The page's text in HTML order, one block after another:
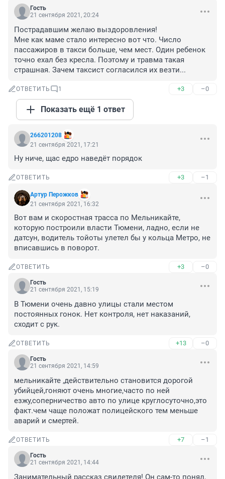
Гость
21 сентября 2021, 20:24
Пострадавшим желаю выздоровления!
Мне как маме стало интересно вот что. Число
пассажиров в такси больше, чем мест. Один ребенок
точно ехал без кресла. Поэтому и травма такая
страшная. Зачем таксист согласился их везти...
ОТВЕТИТЬ 1 +3 –0
Показать ещё 1 ответ
266201208
21 сентября 2021, 17:21
Ну ниче, щас едро наведёт порядок
ОТВЕТИТЬ +3 –1
Артур Перожков
21 сентября 2021, 16:32
Вот вам и скоростная трасса по Мельникайте,
которую построили власти Тюмени, ладно, если не
датсун, водитель тойоты улетел бы у кольца Метро, не
вписавшись в поворот.
ОТВЕТИТЬ +3 –0
Гость
21 сентября 2021, 15:19
В Тюмени очень давно улицы стали местом
постоянных гонок. Нет контроля, нет наказаний,
сходит с рук.
ОТВЕТИТЬ +13 –0
Гость
21 сентября 2021, 14:59
мельникайте ,действительно становится дорогой
убийцей,гоняют очень многие,часто по ней
езжу,соперничество авто по улице круглосуточно,это
факт.чем чаще положат полицейского тем меньше
аварий и смертей.
ОТВЕТИТЬ +7 –1
Гость
21 сентября 2021, 14:44
Занимательный рассказ свидетеля! Он сам-то понял,